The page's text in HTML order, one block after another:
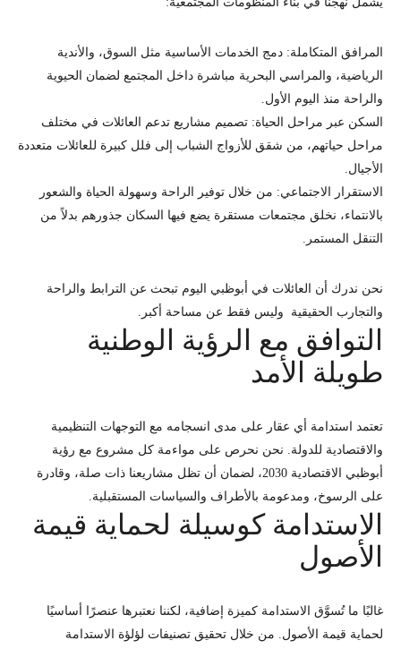
المرافق المتكاملة: دمج الخدمات الأساسية مثل السوق، والأندية
الرياضية، والمراسي البحرية مباشرة داخل المجتمع لضمان الحيوية
والراحة منذ اليوم الأول.
السكن عبر مراحل الحياة: تصميم مشاريع تدعم العائلات في مختلف
مراحل حياتهم، من شقق للأزواج الشباب إلى فلل كبيرة للعائلات متعددة
الأجيال.
الاستقرار الاجتماعي: من خلال توفير الراحة وسهولة الحياة والشعور
بالانتماء، نخلق مجتمعات مستقرة يضع فيها السكان جذورهم بدلاً من
التنقل المستمر.
نحن ندرك أن العائلات في أبوظبي اليوم تبحث عن الترابط والراحة
والتجارب الحقيقية وليس فقط عن مساحة أكبر.
التوافق مع الرؤية الوطنية
طويلة الأمد
تعتمد استدامة أي عقار على مدى انسجامه مع التوجهات التنظيمية
والاقتصادية للدولة. نحن نحرص على مواءمة كل مشروع مع رؤية
أبوظبي الاقتصادية 2030، لضمان أن تظل مشاريعنا ذات صلة، وقادرة
على الرسوخ، ومدعومة بالأطراف والسياسات المستقبلية.
الاستدامة كوسيلة لحماية قيمة
الأصول
غالبًا ما تُسوَّق الاستدامة كميزة إضافية، لكننا نعتبرها عنصرًا أساسيًا
لحماية قيمة الأصول. من خلال تحقيق تصنيفات لؤلؤة الاستدامة